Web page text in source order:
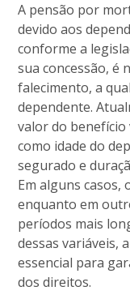
A pensão por
devido aos
conforme a
sua concessão, é
falecimento, a
dependente.
valor do
como idade do
segurado e
Em alguns
enquanto em
períodos mais
dessas variáveis,
essencial para
dos direitos.